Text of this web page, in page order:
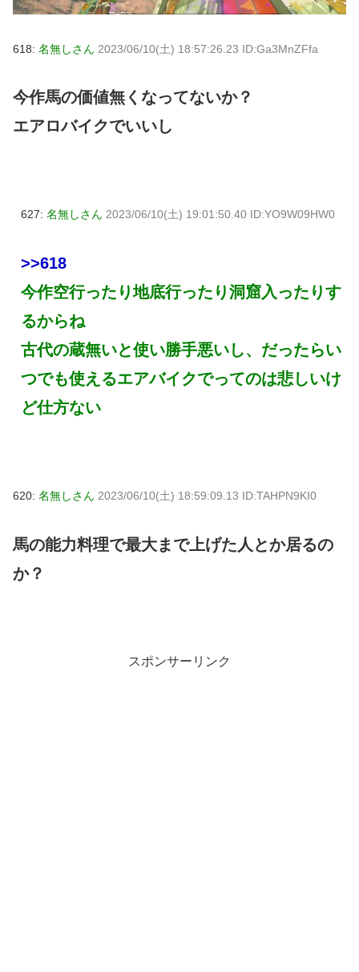
618: 名無しさん 2023/06/10(土) 18:57:26.23 ID:Ga3MnZFfa
今作馬の価値無くなってないか？
エアロバイクでいいし
627: 名無しさん 2023/06/10(土) 19:01:50.40 ID:YO9W09HW0
>>618
今作空行ったり地底行ったり洞窟入ったりす
るからね
古代の蔵無いと使い勝手悪いし、だったらい
つでも使えるエアバイクでってのは悲しいけ
ど仕方ない
620: 名無しさん 2023/06/10(土) 18:59:09.13 ID:TAHPN9KI0
馬の能力料理で最大まで上げた人とか居るの
か？
スポンサーリンク